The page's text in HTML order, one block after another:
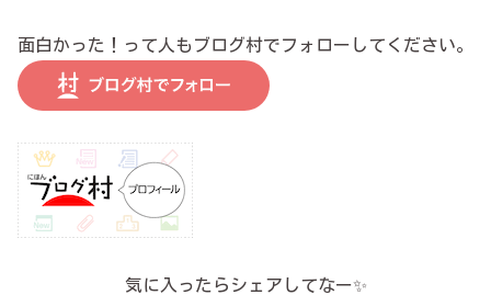
面白かった！って人もブログ村でフォローしてください。
気に入ったらシェアしてなー✨